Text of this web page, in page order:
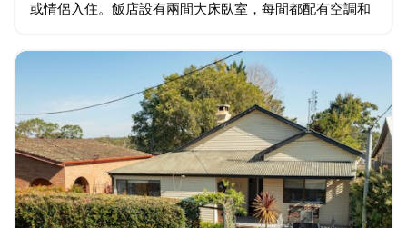
或情侶入住。飯店設有兩間大床臥室，每間都配有空調和